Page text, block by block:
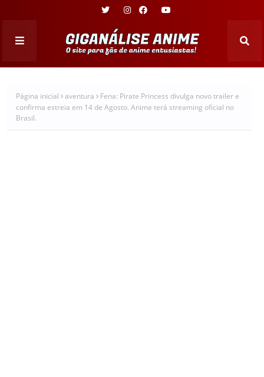
Página inicial aventura
Fena: Pirate Princess divulga novo trailer e
confirma estreia em 14 de Agosto. Anime terá streaming oficial no
Brasil.